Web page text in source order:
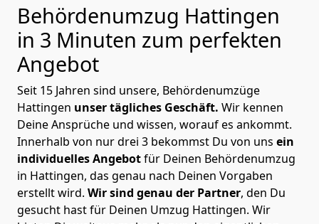
Behördenumzug Hattingen
in 3 Minuten zum perfekten
Angebot
Seit 15 Jahren sind unsere, Behördenumzüge
Hattingen unser tägliches Geschäft. Wir kennen
Deine Ansprüche und wissen, worauf es ankommt.
Innerhalb von nur drei 3 bekommst Du von uns ein
individuelles Angebotfür Deinen Behördenumzug
in Hattingen, das genau nach Deinen Vorgaben
erstellt wird. Wir sind genau der Partner, den Du
gesucht hast für Deinen Umzug Hattingen. Wir